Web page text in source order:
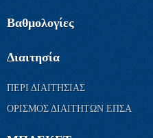
Βαθμολογίες
Διαιτησία
ΠΕΡΙ ΔΙΑΙΤΗΣΙΑΣ
ΟΡΙΣΜΟΣ ΔΙΑΙΤΗΤΩΝ ΕΠΣΑ